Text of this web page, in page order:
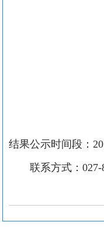
结果公示时间段：
联系方式： 027-